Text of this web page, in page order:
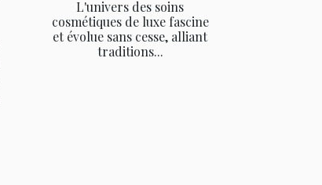
L'univers des soins
cosmétiques de luxe fascine
et évolue sans cesse, alliant
traditions...